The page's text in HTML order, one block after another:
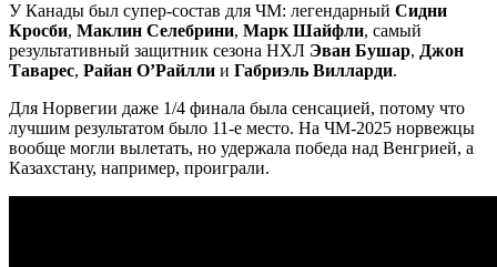
У Канады был супер-состав для ЧМ: легендарный Сидни
Кросби, Маклин Селебрини, Марк Шайфли, самый
результативный защитник сезона НХЛ Эван Бушар, Джон
Таварес, Райан О’Райлли и Габриэль Вилларди.
Для Норвегии даже 1/4 финала была сенсацией, потому что
лучшим результатом было 11-е место. На ЧМ-2025 норвежцы
вообще могли вылетать, но удержала победа над Венгрией, а
Казахстану, например, проиграли.